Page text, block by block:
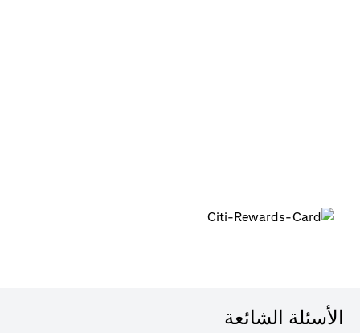
الأسئلة الشائعة